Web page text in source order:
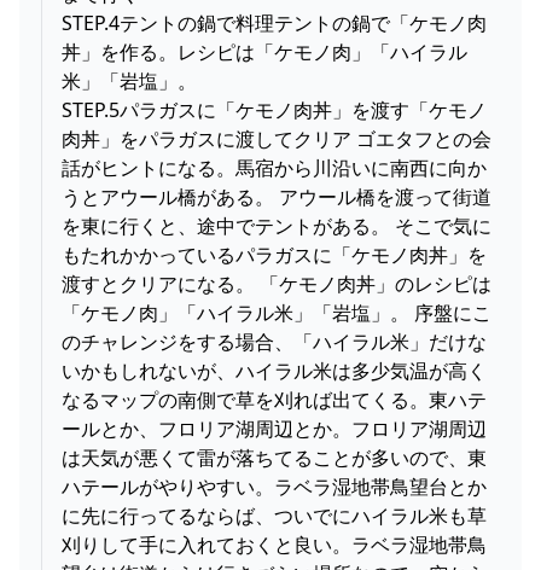
STEP.4テントの鍋で料理テントの鍋で「ケモノ肉
丼」を作る。レシピは「ケモノ肉」「ハイラル
米」「岩塩」。
STEP.5パラガスに「ケモノ肉丼」を渡す「ケモノ
肉丼」をパラガスに渡してクリア ゴエタフとの会
話がヒントになる。馬宿から川沿いに南西に向か
うとアウール橋がある。 アウール橋を渡って街道
を東に行くと、途中でテントがある。 そこで気に
もたれかかっているパラガスに「ケモノ肉丼」を
渡すとクリアになる。 「ケモノ肉丼」のレシピは
「ケモノ肉」「ハイラル米」「岩塩」。 序盤にこ
のチャレンジをする場合、「ハイラル米」だけな
いかもしれないが、ハイラル米は多少気温が高く
なるマップの南側で草を刈れば出てくる。東ハテ
ールとか、フロリア湖周辺とか。フロリア湖周辺
は天気が悪くて雷が落ちてることが多いので、東
ハテールがやりやすい。ラベラ湿地帯鳥望台とか
に先に行ってるならば、ついでにハイラル米も草
刈りして手に入れておくと良い。ラベラ湿地帯鳥